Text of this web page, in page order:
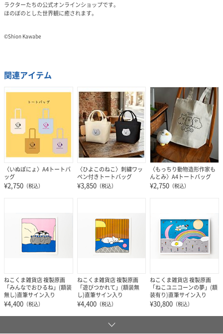
ラクターたちの公式オンラインショップです。
ほのぼのとした世界観に癒されます。
©️Shion Kawabe
関連アイテム
〈いぬぽにょ〉A4トートバ
ッグ
¥2,750 （税込）
〈ひよこのねこ〉刺繍ワッ
ペン付きトートバッグ
¥3,850（税込）
〈もっちり動物造形作家も
んとみ〉A4トートバッグ
¥2,750 （税込）
ねこくま雑貨店 複製原画
「みんなでおひるね」(額装
無し)直筆サイン入り
¥4,400 （税込）
ねこくま雑貨店 複製原画
「遊びつかれて」(額装無
し)直筆サイン入り
¥4,400（税込）
ねこくま雑貨店 複製原画
「ねこユニコーンの夢」(額
装有り)直筆サイン入り
¥30,800 （税込）